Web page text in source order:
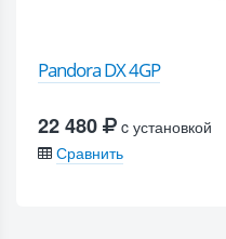
Pandora DX 4GP
22 480
c установкой
Сравнить